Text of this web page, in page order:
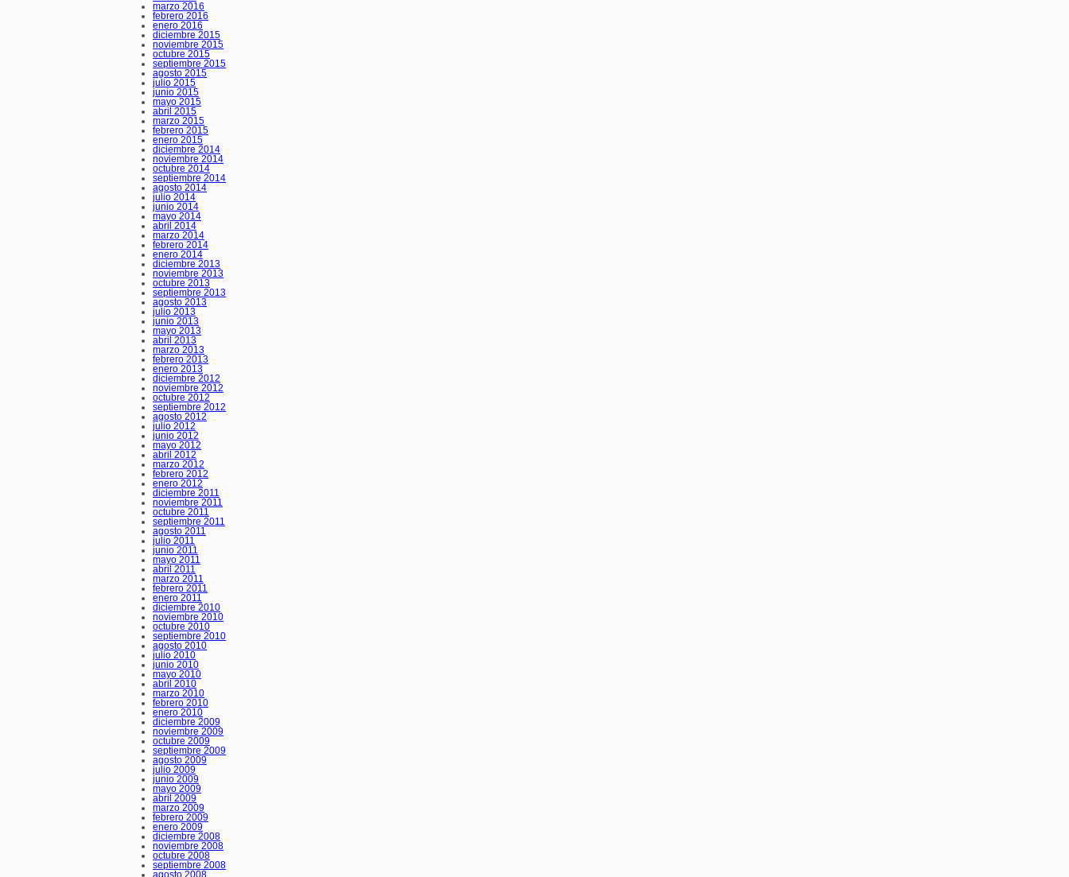
marzo 2016
febrero 2016
enero 2016
diciembre 2015
noviembre 2015
octubre 2015
septiembre 2015
agosto 2015
julio 2015
junio 2015
mayo 2015
abril 2015
marzo 2015
febrero 2015
enero 2015
diciembre 2014
noviembre 2014
octubre 2014
septiembre 2014
agosto 2014
julio 2014
junio 2014
mayo 2014
abril 2014
marzo 2014
febrero 2014
enero 2014
diciembre 2013
noviembre 2013
octubre 2013
septiembre 2013
agosto 2013
julio 2013
junio 2013
mayo 2013
abril 2013
marzo 2013
febrero 2013
enero 2013
diciembre 2012
noviembre 2012
octubre 2012
septiembre 2012
agosto 2012
julio 2012
junio 2012
mayo 2012
abril 2012
marzo 2012
febrero 2012
enero 2012
diciembre 2011
noviembre 2011
octubre 2011
septiembre 2011
agosto 2011
julio 2011
junio 2011
mayo 2011
abril 2011
marzo 2011
febrero 2011
enero 2011
diciembre 2010
noviembre 2010
octubre 2010
septiembre 2010
agosto 2010
julio 2010
junio 2010
mayo 2010
abril 2010
marzo 2010
febrero 2010
enero 2010
diciembre 2009
noviembre 2009
octubre 2009
septiembre 2009
agosto 2009
julio 2009
junio 2009
mayo 2009
abril 2009
marzo 2009
febrero 2009
enero 2009
diciembre 2008
noviembre 2008
octubre 2008
septiembre 2008
agosto 2008